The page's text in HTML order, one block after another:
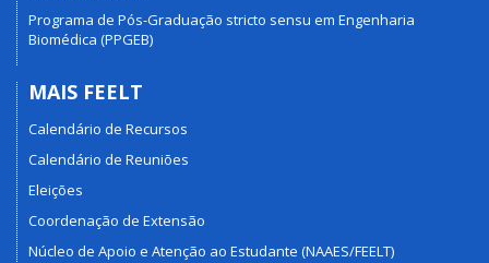
Programa de Pós-Graduação stricto sensu em Engenharia
Biomédica (PPGEB)
MAIS FEELT
Calendário de Recursos
Calendário de Reuniões
Eleições
Coordenação de Extensão
Núcleo de Apoio e Atenção ao Estudante (NAAES/FEELT)